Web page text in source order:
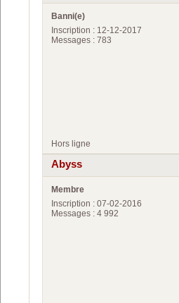
Banni(e)
Inscription : 12-12-2017
Messages : 783
Hors ligne
Abyss
Membre
Inscription : 07-02-2016
Messages : 4 992